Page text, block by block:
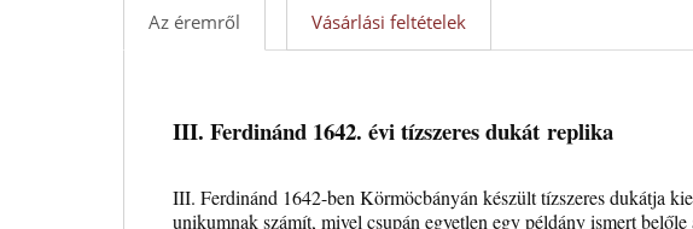
Az éremről Vásárlási feltételek
III. Ferdinánd 1642. évi tízszeres dukát replika
III. Ferdinánd 1642-ben Körmöcbányán készült tízszeres dukátja
unikumnak számít, mivel csupán egyetlen egy példány ismert